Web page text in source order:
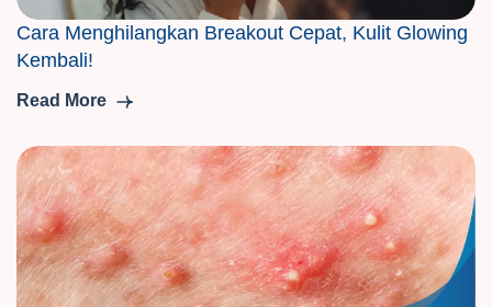
Cara Menghilangkan Breakout Cepat, Kulit Glowing
Kembali!
Read More